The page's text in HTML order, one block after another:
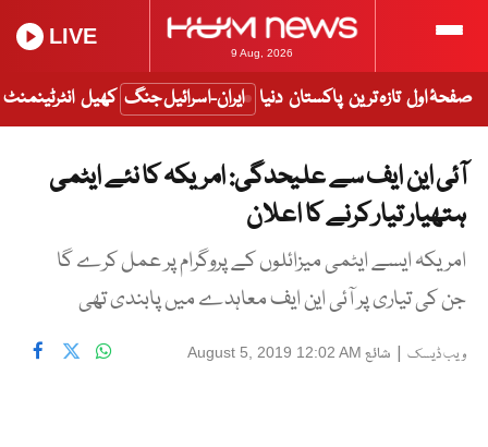
9 Aug, 2026
LIVE
صفحۂ اول تازہ ترین پاکستان دنیا ایران-اسرائیل جنگ کھیل انٹرٹینمنٹ
آئی این ایف سے علیحدگی: امریکہ کا نئے ایٹمی
ہتھیار تیار کرنے کا اعلان
امریکہ ایسے ایٹمی میزائلوں کے پروگرام پر عمل کرے گا
جن کی تیاری پر آئی این ایف معاہدے میں پابندی تھی
ویب ڈیسک | شائع August 5, 2019 12:02 AM